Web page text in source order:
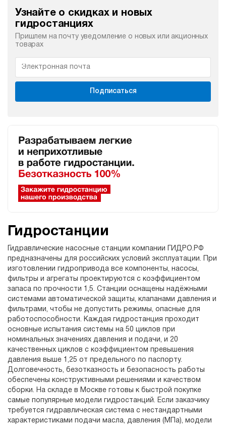
Узнайте о скидках и новых
гидростанциях
Пришлем на почту уведомление о новых или акционных
товарах
Подписаться
Гидростанции
Гидравлические насосные станции компании ГИДРО.РФ
предназначены для российских условий эксплуатации. При
изготовлении гидропривода все компоненты, насосы,
фильтры и агрегаты проектируются с коэффициентом
запаса по прочности 1,5. Станции оснащены надёжными
системами автоматической защиты, клапанами давления и
фильтрами, чтобы не допустить режимы, опасные для
работоспособности. Каждая гидростанция проходит
основные испытания системы на 50 циклов при
номинальных значениях давления и подачи, и 20
качественных циклов с коэффициентом превышения
давления выше 1,25 от предельного по паспорту.
Долговечность, безотказность и безопасность работы
обеспечены конструктивными решениями и качеством
сборки. На складе в Москве готовы к быстрой покупке
самые популярные модели гидростанций. Если заказчику
требуется гидравлическая система с нестандартными
характеристиками подачи масла, давления (МПа), модели